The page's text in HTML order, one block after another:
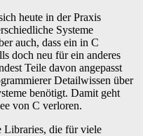
heute in der Praxis
Systeme
auch, dass ein in C
doch neu für ein anderes
Teile davon angepasst
Detailwissen über
benötigt. Damit geht
von C verloren.
Libraries, die für viele